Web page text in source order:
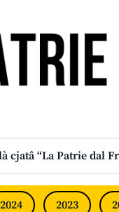
cjatâ “La Patrie dal
2024 2023